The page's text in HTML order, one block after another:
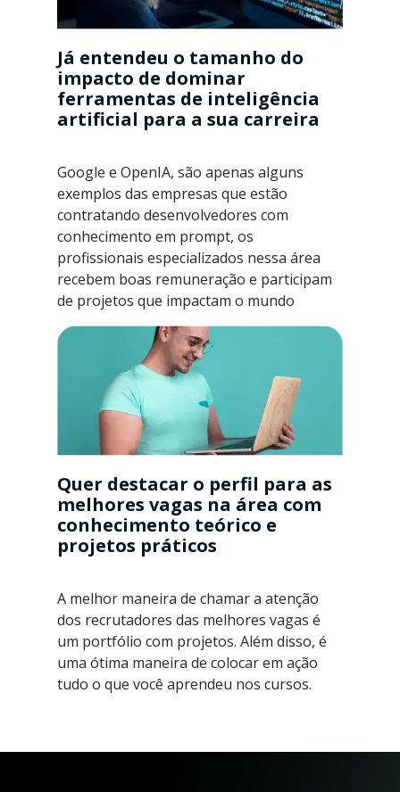
Já entendeu o tamanho do
impacto de dominar
ferramentas de inteligência
artificial para a sua carreira
Google e OpenIA, são apenas alguns
exemplos das empresas que estão
contratando desenvolvedores com
conhecimento em prompt, os
profissionais especializados nessa área
recebem boas remuneração e participam
de projetos que impactam o mundo
Quer destacar o perfil para as
melhores vagas na área com
conhecimento teórico e
projetos práticos
A melhor maneira de chamar a atenção
dos recrutadores das melhores vagas é
um portfólio com projetos. Além disso, é
uma ótima maneira de colocar em ação
tudo o que você aprendeu nos cursos.